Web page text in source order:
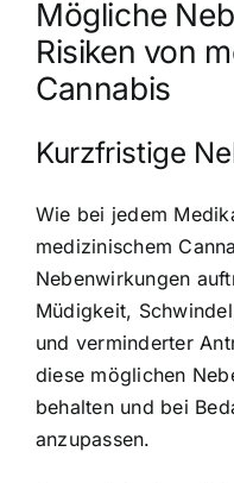
Mögliche
Risiken von
Cannabis
Kurzfristige
Wie bei jedem
medizinischem
Nebenwirkungen
Müdigkeit,
und verminderter
diese möglichen
behalten und bei
anzupassen.